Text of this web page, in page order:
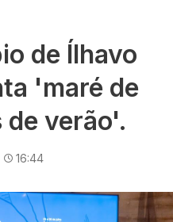
de Ílhavo
'maré de
de verão'.
16:44